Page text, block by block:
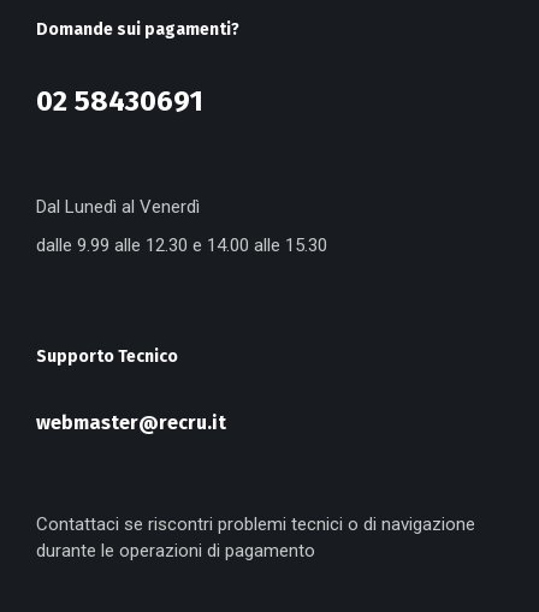
Domande sui pagamenti?
02 58430691
Dal Lunedì al Venerdì
dalle 9.99 alle 12.30 e 14.00 alle 15.30
Supporto Tecnico
webmaster@recru.it
Contattaci se riscontri problemi tecnici o di navigazione
durante le operazioni di pagamento